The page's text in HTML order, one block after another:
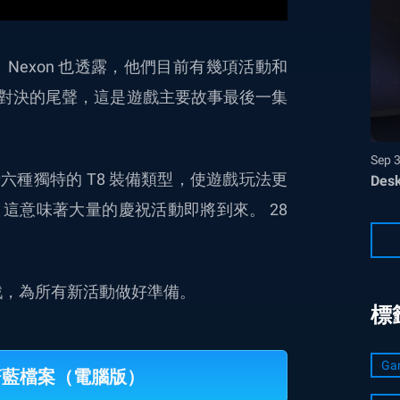
也透露，他們目前有幾項活動和
決的尾聲，這是遊戲主要故事最後一集
種獨特的 T8 裝備類型，使遊戲玩法更
意味著大量的慶祝活動即將到來。 28
為所有新活動做好準備。
檔案（電腦版）
Sep
標